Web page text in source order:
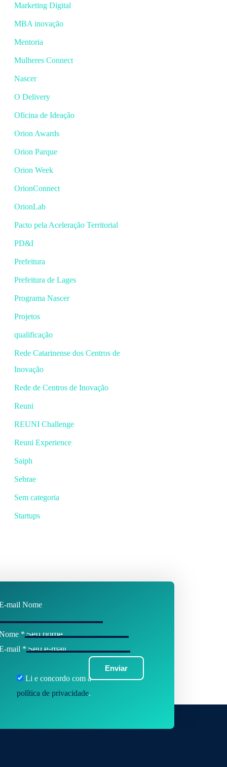
Marketing Digital
MBA inovação
Mentoria
Mulheres Connect
Nascer
O Delivery
Oficina de Ideação
Orion Awards
Orion Parque
Orion Week
OrionConnect
OrionLab
Pacto pela Aceleração Territorial
PD&I
Prefeitura
Prefeitura de Lages
Programa Nascer
Projetos
qualificação
Rede Catarinense dos Centros de
Inovação
Rede de Centros de Inovação
Reuni
REUNI Challenge
Reuni Experience
Saiph
Sebrae
Sem categoria
Startups
mail Nome
*
mail *
Enviar
Li e concordo com a
política de privacidade.